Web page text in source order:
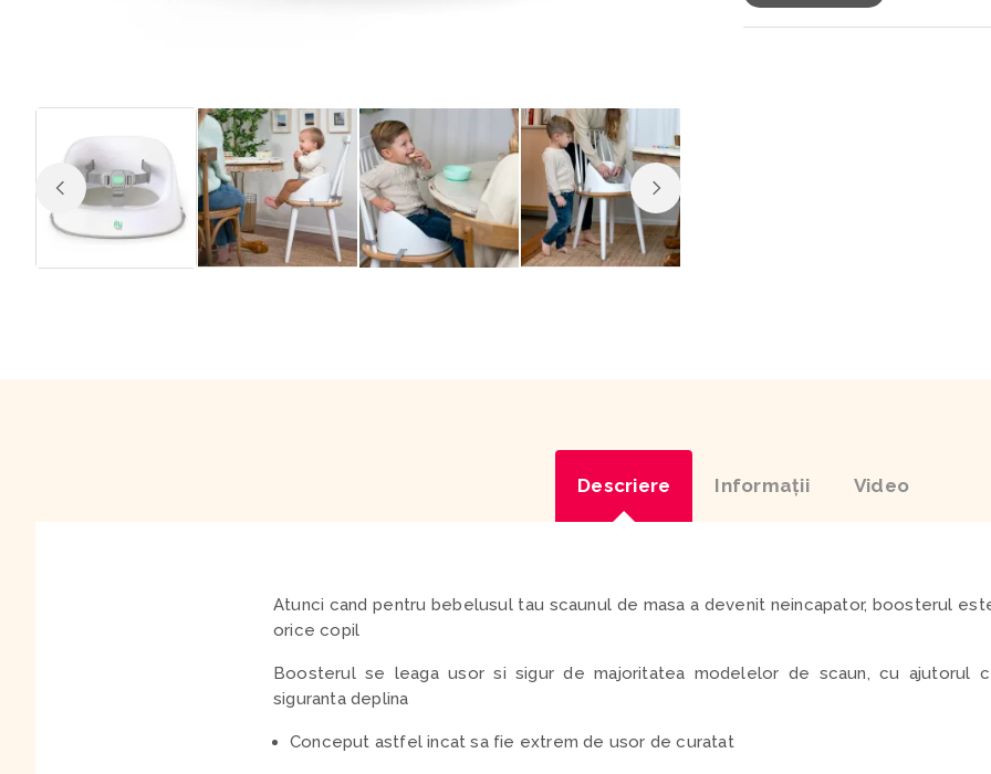
Descriere Informaţii Video
Atunci cand pentru bebelusul tau scaunul de masa a devenit neincapator, boosterul
orice copil
Boosterul se leaga usor si sigur de majoritatea modelelor de scaun, cu ajutorul
siguranta deplina
Conceput astfel incat sa fie extrem de usor de curatat